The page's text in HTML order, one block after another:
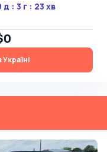
д : 3 г : 23 хв